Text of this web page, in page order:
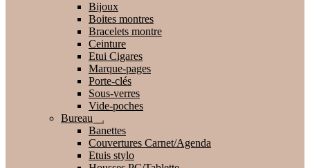
enfant
Bijoux
Boites montres
Bracelets montre
Ceinture
Etui Cigares
Marque-pages
Porte-clés
Sous-verres
Vide-poches
Bureau
Ouvrir
le
menu
enfant
Banettes
Couvertures Carnet/Agenda
Etuis stylo